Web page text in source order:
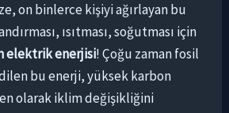
on binlerce kişiyi ağırlayan bu
ısıtması, soğutması için
elektrik enerjisi! Çoğu zaman fosil
bu enerji, yüksek karbon
olarak iklim değişikliğini